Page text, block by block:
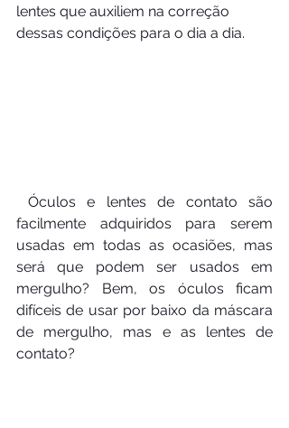
lentes que auxiliem na correção
dessas condições para o dia a dia.
facilmente adquiridos para serem
usadas em todas as ocasiões, mas
será que podem ser usados em
mergulho? Bem, os óculos ficam
difíceis de usar por baixo da máscara
de mergulho, mas e as lentes de
contato?